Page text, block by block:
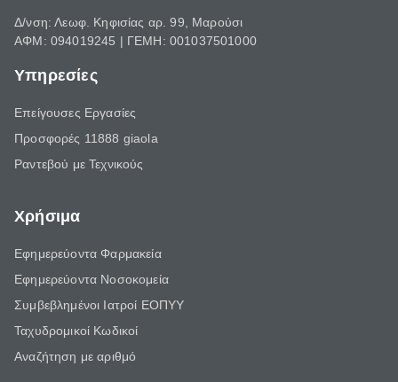
Δ/νση: Λεωφ. Κηφισίας αρ. 99, Μαρούσι
ΑΦΜ: 094019245 | ΓΕΜΗ: 001037501000
Υπηρεσίες
Επείγουσες Εργασίες
Προσφορές 11888 giaola
Ραντεβού με Τεχνικούς
Χρήσιμα
Εφημερεύοντα Φαρμακεία
Εφημερεύοντα Νοσοκομεία
Συμβεβλημένοι Ιατροί ΕΟΠΥΥ
Ταχυδρομικοί Κωδικοί
Αναζήτηση με αριθμό